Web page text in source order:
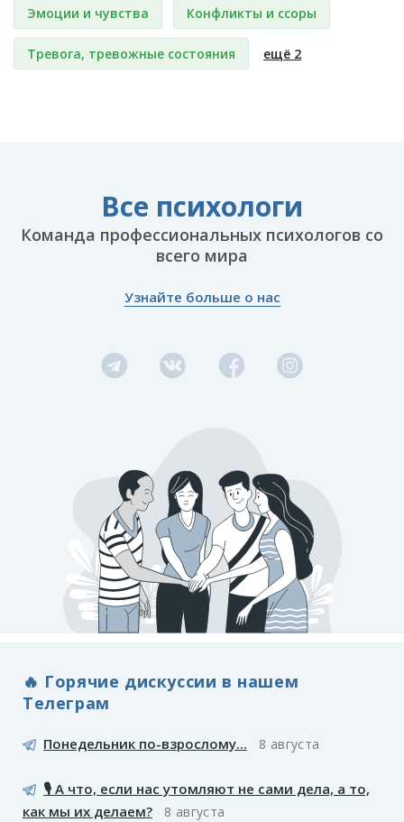
Эмоции и чувства Конфликты и ссоры
Тревога, тревожные состояния ещё 2
Все психологи
Команда профессиональных психологов со
всего мира
Узнайте больше о нас
🔥 Горячие дискуссии в нашем
Телеграм
Понедельник по-взрослому... 8 августа
🎙️ А что, если нас утомляют не сами дела, а то,
как мы их делаем?
8 августа